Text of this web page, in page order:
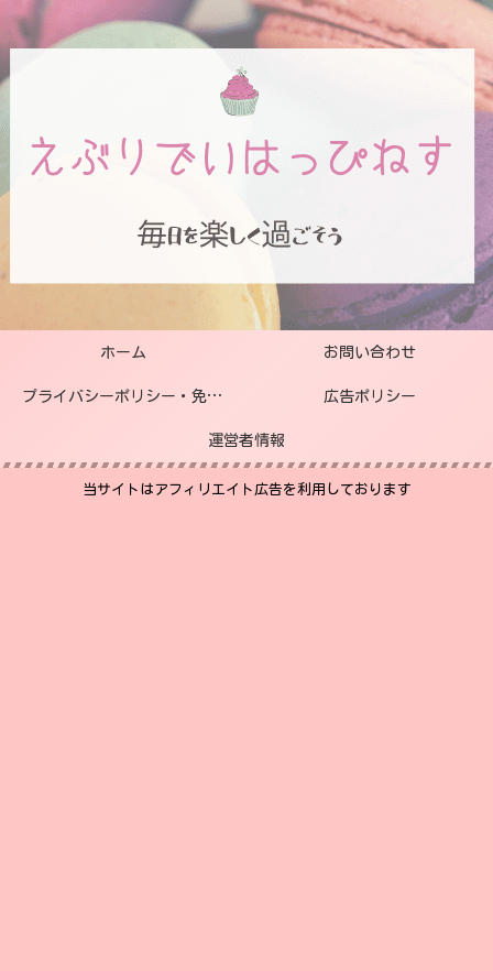
ホーム お問い合わせ
プライバシーポリシー・免責事項 広告ポリシー
運営者情報
当サイトはアフィリエイト広告を利用しております